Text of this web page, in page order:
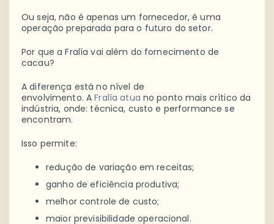
Ou seja, não é apenas um fornecedor, é uma
operação preparada para o futuro do setor.
Por que a Fralía vai além do fornecimento de
cacau?
A diferença está no nível de
envolvimento. AFralía atua no ponto mais crítico da
indústria, onde: técnica, custo e performance se
encontram.
Isso permite:
redução de variação em receitas;
ganho de eficiência produtiva;
melhor controle de custo;
maior previsibilidade operacional.